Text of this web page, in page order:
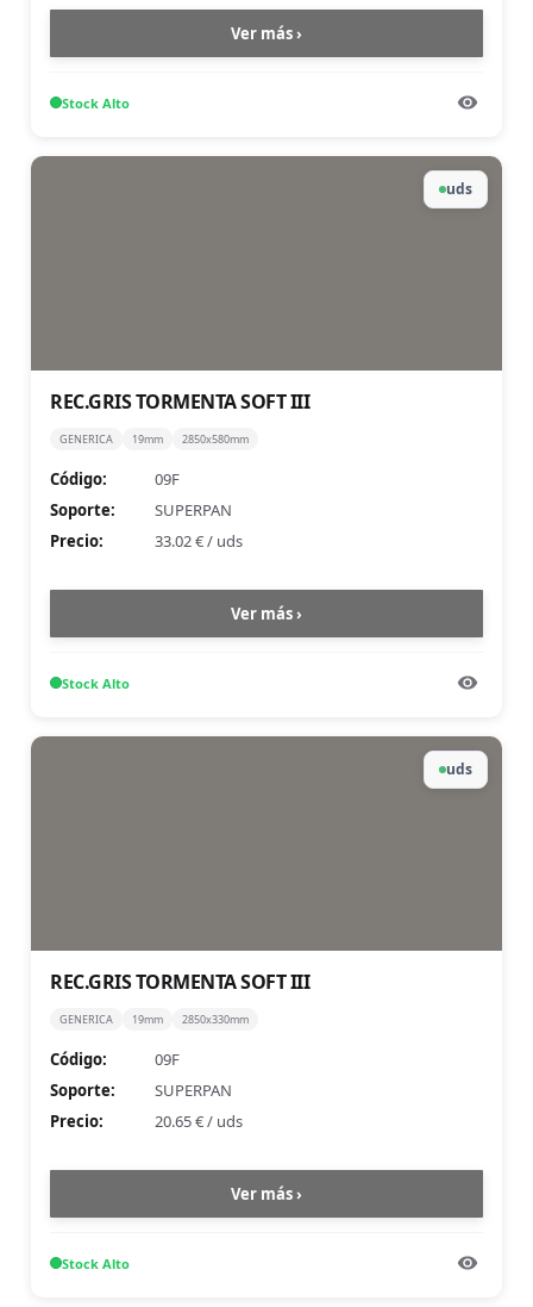
Ver más ›
StockAlto
REC.GRIS TORMENTA SOFT III
GENERICA 19mm 2850x580mm
Código:
09F
Soporte:
SUPERPAN
Precio:
33.02 €/ uds
Ver más ›
StockAlto
uds
REC.GRIS TORMENTA SOFT III
GENERICA 19mm 2850x330mm
Código:
09F
Soporte:
SUPERPAN
Precio:
20.65 €/ uds
Ver más ›
StockAlto
uds